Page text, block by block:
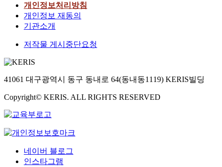
개인정보처리방침
개인정보 재동의
기관소개
저작물 게시중단요청
41061 대구광역시 동구 동내로 64(동내동1119) KERIS빌딩
Copyright© KERIS. ALL RIGHTS RESERVED
네이버 블로그
인스타그램